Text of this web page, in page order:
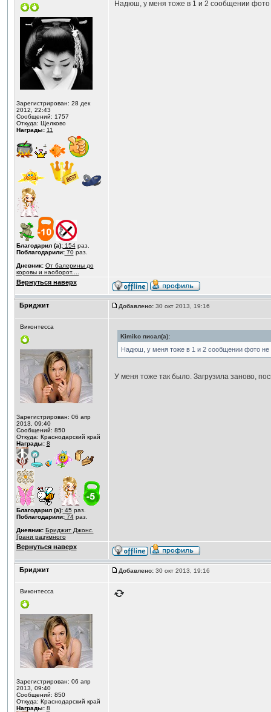
Зарегистрирован: 28 дек
2012, 22:43
Сообщений: 1757
Откуда: Щелково
Награды: 11
Благодарил (а):154раз.
Поблагодарили:70раз.
Дневник: От балерины до
коровы и наоборот....
Надюш, у меня тоже в 1 и 2 сообщении
Вернуться наверх
Бриджит Добавлено:30 окт 2013, 19:16
Виконтесса
Зарегистрирован: 06 апр
2013, 09:40
Сообщений: 850
Откуда: Краснодарский край
Награды: 8
Благодарил (а):45 раз.
Поблагодарили:74раз.
Дневник: Бриджит Джонс.
Грани разумного
Kimiko писал(а):
Надюш, у меня тоже в 1 и 2 сообщении фото не
У меня тоже так было. Загрузила заново,
Вернуться наверх
Бриджит Добавлено:30 окт 2013, 19:16
Виконтесса
Зарегистрирован: 06 апр
2013, 09:40
Сообщений: 850
Откуда: Краснодарский край
Награды: 8